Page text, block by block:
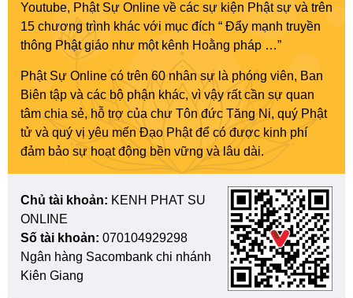
Youtube, Phật Sự Online về các sự kiện Phật sự và trên
15 chương trình khác với mục đích “ Đẩy mạnh truyền
thông Phật giáo như một kênh Hoằng pháp …”
Phật Sự Online có trên 60 nhân sự là phóng viên, Ban
Biên tập và các bộ phận khác, vì vậy rất cần sự quan
tâm chia sẻ, hỗ trợ của chư Tôn đức Tăng Ni, quý Phật
tử và quý vị yêu mến Đạo Phật để có được kinh phí
đảm bảo sự hoạt động bền vững và lâu dài.
Chủ tài khoản: KENH PHAT SU
ONLINE
Số tài khoản: 070104929298
Ngân hàng Sacombank chi nhánh
Kiên Giang